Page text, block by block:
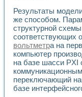
Результаты
же способом.
структурной
соответствующих
вольтметра на
компьютер
на базе шасси PXI
переключающий
базе